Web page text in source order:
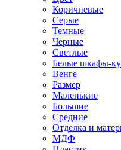
Коричневые
Серые
Темные
Черные
Светлые
Белые шкафы-
Венге
Размер
Маленькие
Большие
Средние
Отделка и
МДФ